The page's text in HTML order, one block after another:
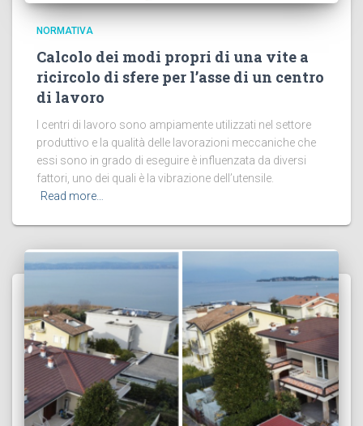
NORMATIVA
Calcolo dei modi propri di una vite a
ricircolo di sfere per l’asse di un centro
di lavoro
I centri di lavoro sono ampiamente utilizzati nel settore
produttivo e la qualità delle lavorazioni meccaniche che
essi sono in grado di eseguire è influenzata da diversi
fattori, uno dei quali è la vibrazione dell’utensile.
Read more…